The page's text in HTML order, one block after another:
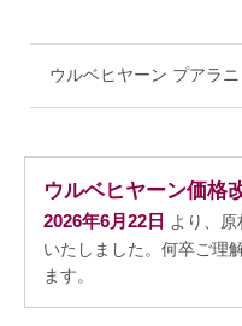
ウルベヒヤーン プアラニ
ウルベヒヤーン価格
2026年6月22日 より、
いたしました。 何卒ご理
ます。